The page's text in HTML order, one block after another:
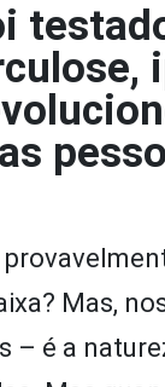
Mas,
é a